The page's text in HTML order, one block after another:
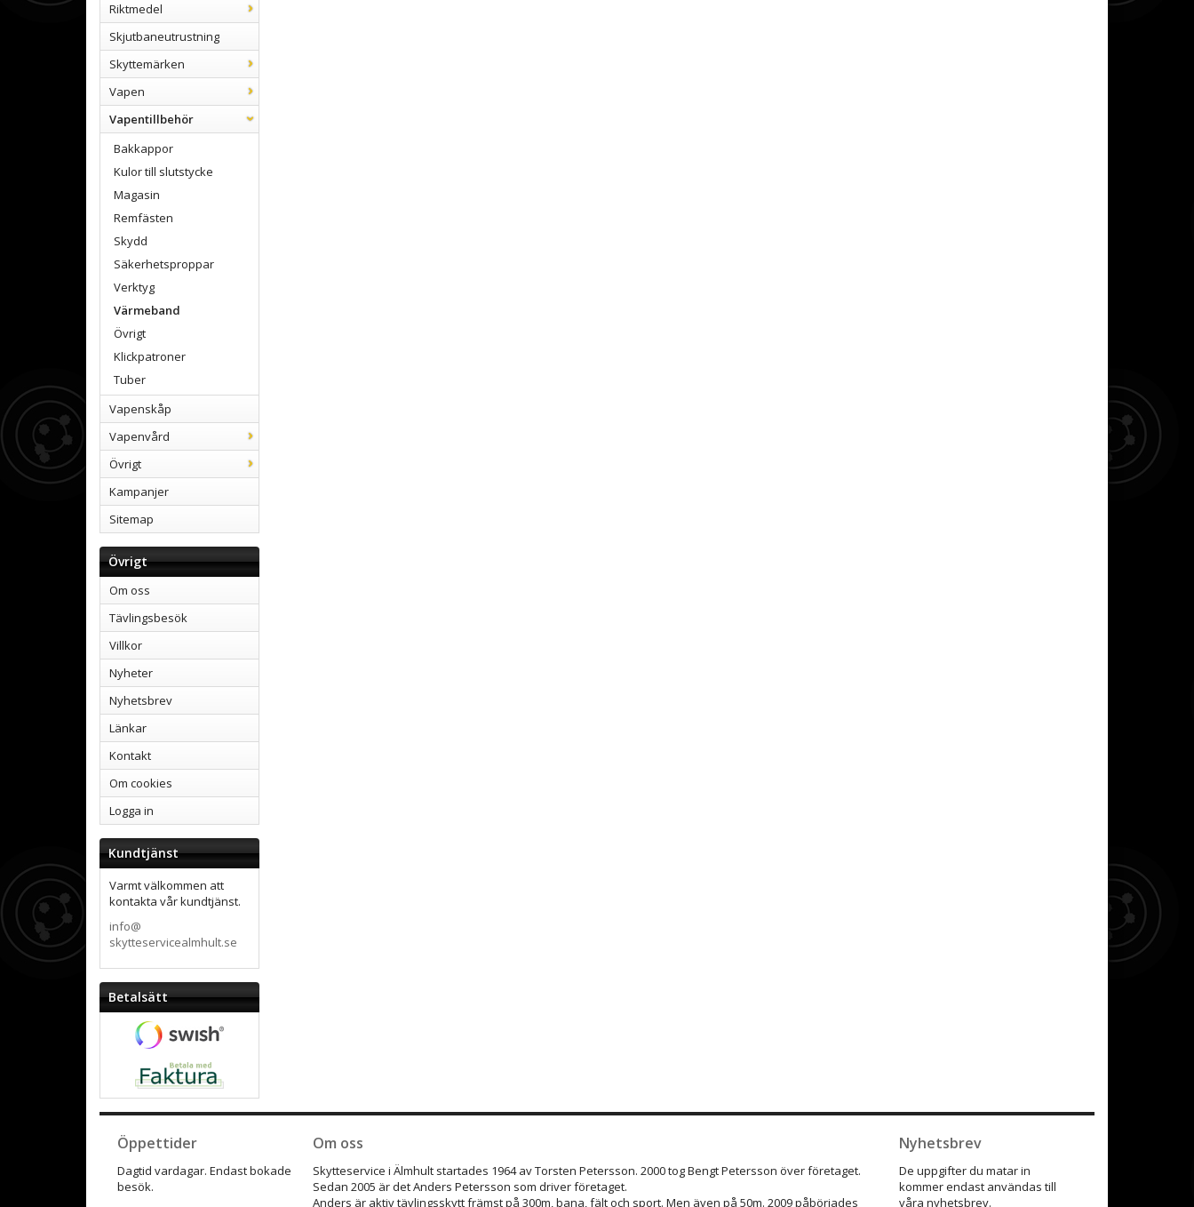
Riktmedel
Skjutbaneutrustning
Skyttemärken
Vapen
Vapentillbehör
Bakkappor
Kulor till slutstycke
Magasin
Remfästen
Skydd
Säkerhetsproppar
Verktyg
Värmeband
Övrigt
Klickpatroner
Tuber
Vapenskåp
Vapenvård
Övrigt
Kampanjer
Sitemap
Övrigt
Om oss
Tävlingsbesök
Villkor
Nyheter
Nyhetsbrev
Länkar
Kontakt
Om cookies
Logga in
Kundtjänst
Varmt välkommen att
kontakta vår kundtjänst.
info@
skytteservicealmhult.se
Betalsätt
Öppettider
Dagtid vardagar. Endast bokade
besök.
Nyhetsbrev
De uppgifter du matar in
kommer endast användas till
våra nyhetsbrev.
Om oss
Skytteservice i Älmhult startades 1964 av Torsten Petersson. 2000 tog Bengt Petersson över företaget.
Sedan 2005 är det Anders Petersson som driver företaget.
Anders är aktiv tävlingsskytt främst på 300m, bana, fält och sport. Men även på 50m. 2009 påbörjades